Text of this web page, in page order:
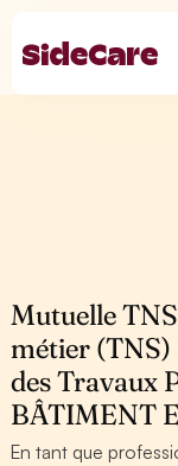
Mutuelle
métier
des Travaux
BÂTIMENT
En tant que